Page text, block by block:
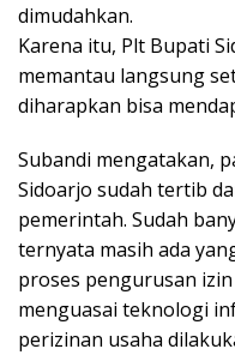
dimudahkan.
Karena itu, Plt Bupati
memantau langsung
diharapkan bisa
Subandi mengatakan,
Sidoarjo sudah tertib
pemerintah. Sudah
ternyata masih ada
proses pengurusan
menguasai teknologi
perizinan usaha